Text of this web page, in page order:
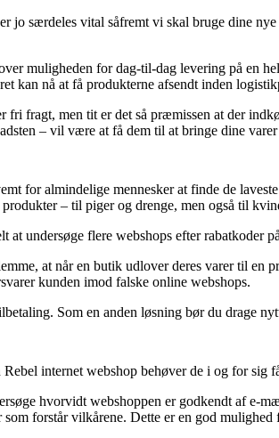
jo særdeles vital såfremt vi skal bruge dine
muligheden for dag-til-dag levering på en
kan nå at få produkterne afsendt inden
fri fragt, men tit er det så præmissen at der
– vil være at få dem til at bringe dine varer
for almindelige mennesker at finde de
produkter – til piger og drenge, men også til
at undersøge flere webshops efter rabatkoder
at når en butik udlover deres varer til en
kunden imod falske online webshops.
Som en anden løsning bør du drage
internet webshop behøver de i og for
hvorvidt webshoppen er godkendt af e-
forstår vilkårene. Dette er en god